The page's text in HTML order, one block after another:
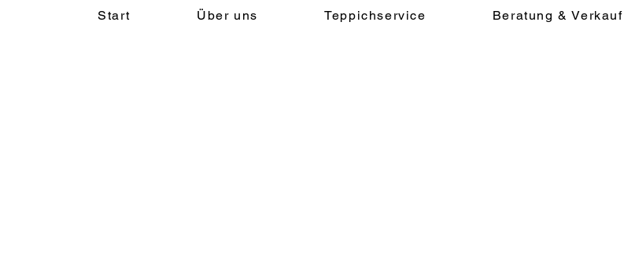
Start Über uns Teppichservice Beratung & Verkauf